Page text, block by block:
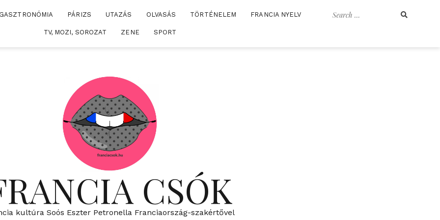
Search
GASZTRONÓMIA PÁRIZS UTAZÁS OLVASÁS TÖRTÉNELEM FRANCIA NYELV
TV, MOZI, SOROZAT ZENE SPORT
CSÓK
kultúra Soós Eszter Petronella Franciaország-szakértővel